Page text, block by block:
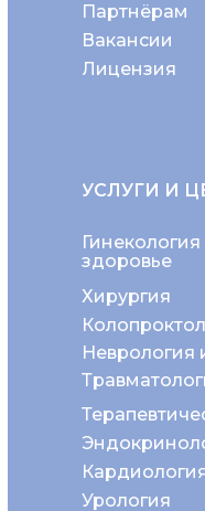
Партнёрам
Вакансии
Лицензия
Неврология
Хирургия
здоровье
Урология
УСЛУГИ И